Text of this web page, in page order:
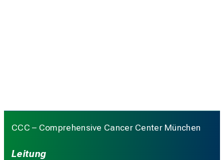
CCC – Comprehensive Cancer Center München
Leitung